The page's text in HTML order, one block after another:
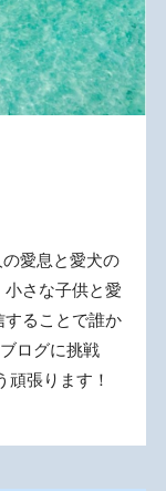
愛息と愛犬の
さな子供と愛
することで誰か
ログに挑戦
頑張ります！